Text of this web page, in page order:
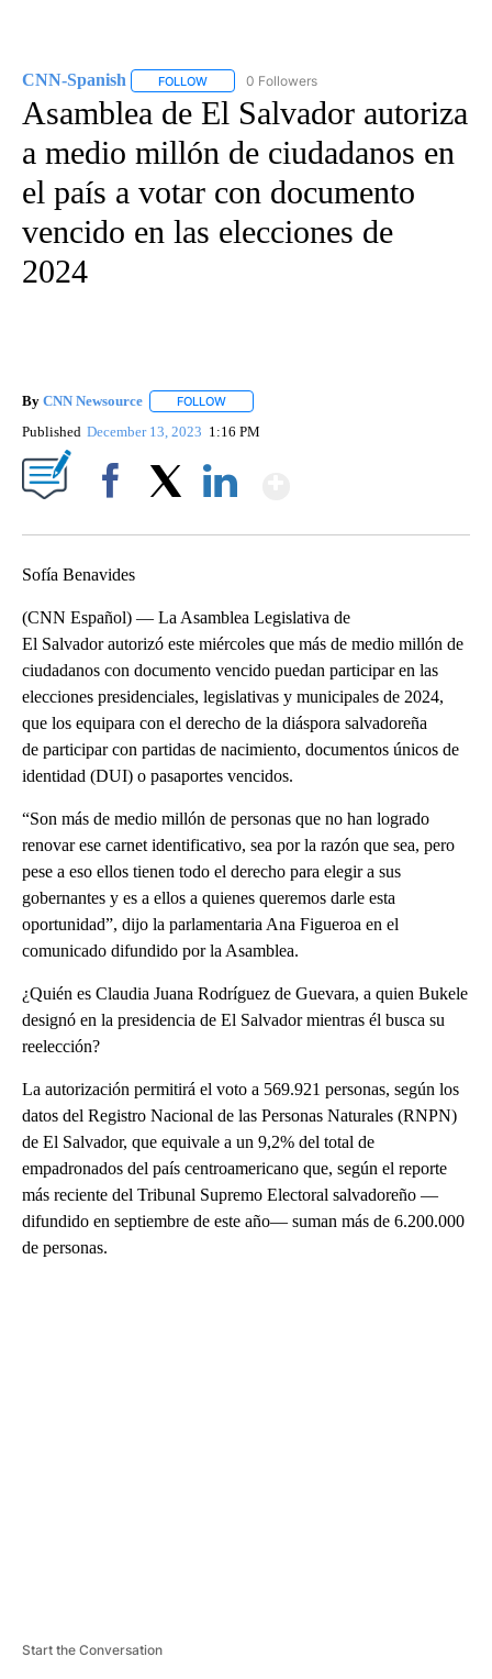
CNN-Spanish FOLLOW FOLLOW "CNN-SPANISH" TO RECEIVE
0 Followers
Asamblea de El Salvador autoriza
a medio millón de ciudadanos en
el país a votar con documento
vencido en las elecciones de
2024
By CNN Newsource FOLLOW
Published December 13, 2023 1:16 PM
Sofía Benavides
(CNN Español) — La Asamblea Legislativa de
El Salvador autorizó este miércoles que más de medio millón de
ciudadanos con documento vencido puedan participar en las
elecciones presidenciales, legislativas y municipales de 2024,
que los equipara con el derecho de la diáspora salvadoreña
de participar con partidas de nacimiento, documentos únicos de
identidad (DUI) o pasaportes vencidos.
“Son más de medio millón de personas que no han logrado
renovar ese carnet identificativo, sea por la razón que sea, pero
pese a eso ellos tienen todo el derecho para elegir a sus
gobernantes y es a ellos a quienes queremos darle esta
oportunidad”, dijo la parlamentaria Ana Figueroa en el
comunicado difundido por la Asamblea.
¿Quién es Claudia Juana Rodríguez de Guevara, a quien Bukele
designó en la presidencia de El Salvador mientras él busca su
reelección?
La autorización permitirá el voto a 569.921 personas, según los
datos del Registro Nacional de las Personas Naturales (RNPN)
de El Salvador, que equivale a un 9,2% del total de
empadronados del país centroamericano que, según el reporte
más reciente del Tribunal Supremo Electoral salvadoreño —
difundido en septiembre de este año— suman más de 6.200.000
de personas.
Start the Conversation